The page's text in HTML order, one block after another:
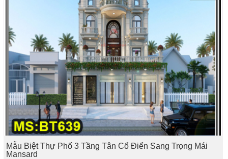
Mẫu Biệt Thự Phố 3 Tầng Tân Cổ Điển Sang Trọng Mái
Mansard